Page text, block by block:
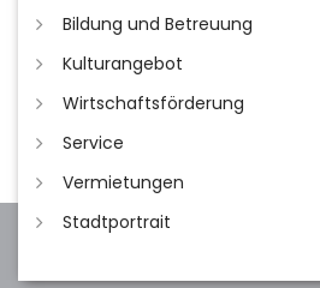
Bildung und Betreuung
Kulturangebot
Wirtschaftsförderung
Service
Vermietungen
Stadtportrait